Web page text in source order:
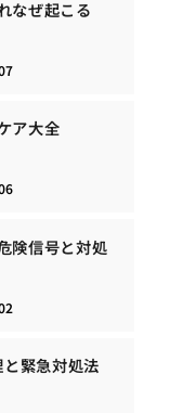
なぜ起こる
ア大全
険信号と対処
緊急対処法